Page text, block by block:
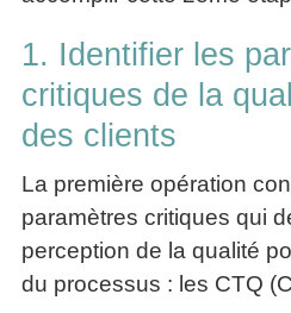
1. Identifier les
critiques de la
des clients
La première opération
paramètres critiques qui
perception de la qualité
du processus : les CTQ